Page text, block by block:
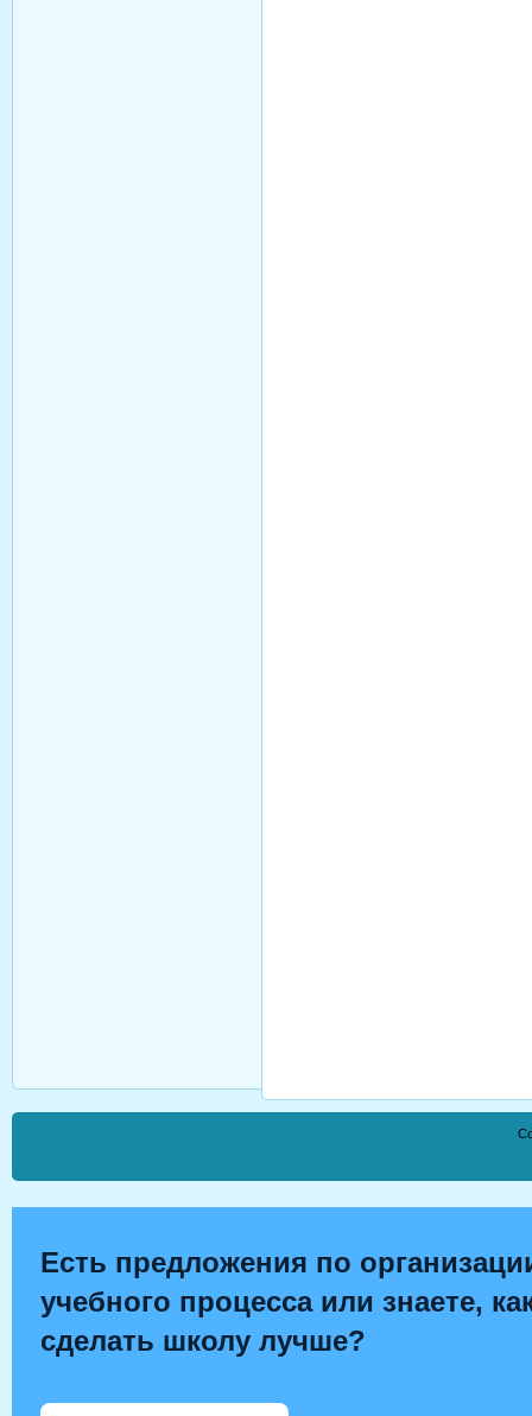
Есть предложения по
учебного процесса или знаете,
сделать школу лучше?